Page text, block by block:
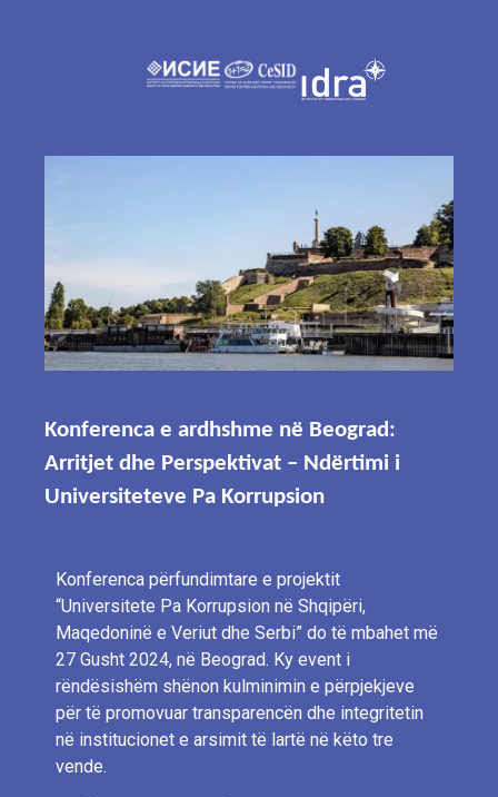
Konferenca e ardhshme në Beograd:
Arritjet dhe Perspektivat – Ndërtimi i
Universiteteve Pa Korrupsion
Konferenca përfundimtare e projektit
“Universitete Pa Korrupsion në Shqipëri,
Maqedoninë e Veriut dhe Serbi” do të mbahet më
27 Gusht 2024, në Beograd. Ky event i
rëndësishëm shënon kulminimin e përpjekjeve
për të promovuar transparencën dhe integritetin
në institucionet e arsimit të lartë në këto tre
vende.